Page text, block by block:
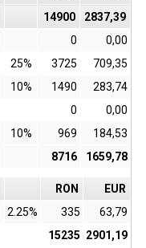
14900
2837,39
0
0,00
25% 3725
709,35
10% 1490
283,74
0
0,00
10% 969
184,53
8716 1659,78
RON
EUR
2.25% 335
63,79
15235 2901,19